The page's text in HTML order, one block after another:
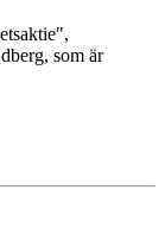
som är